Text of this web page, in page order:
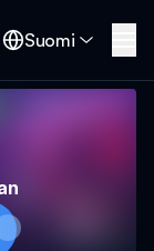
Suomi